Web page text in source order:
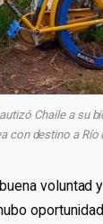
Chaile a su
con destino a Río
voluntad